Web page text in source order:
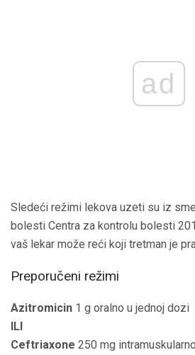
ad
Sledeći režimi lekova uzeti su iz
bolesti Centra za kontrolu bolesti
vaš lekar može reći koji tretman je
Preporučeni režimi
Azitromicin 1 g oralno u jednoj dozi
ILI
Ceftriaxone 250 mg